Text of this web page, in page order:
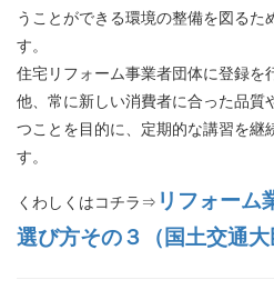
うことができる環境の整備を図るた
す。
住宅リフォーム事業者団体に登録を
他、常に新しい消費者に合った品質
つことを目的に、定期的な講習を継
す。
くわしくはコチラ⇒ リフォーム
選び方その３（国土交通大